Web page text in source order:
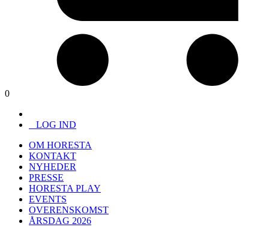
0
LOG IND
OM HORESTA
KONTAKT
NYHEDER
PRESSE
HORESTA PLAY
EVENTS
OVERENSKOMST
ÅRSDAG 2026